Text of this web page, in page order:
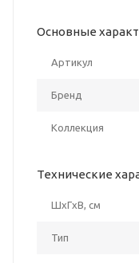
Основные
Артикул
Бренд
Коллекция
Технические
ШxГxВ, см
Тип